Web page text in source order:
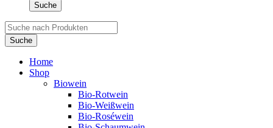
Suche
Products
search
Suche
Home
Shop
Biowein
Bio-Rotwein
Bio-Weißwein
Bio-Roséwein